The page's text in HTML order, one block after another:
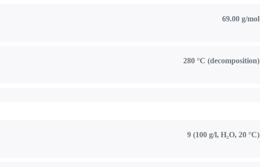
69.00 g/mol
280 °C (decomposition)
9 (100 g/l, H₂O, 20 °C)